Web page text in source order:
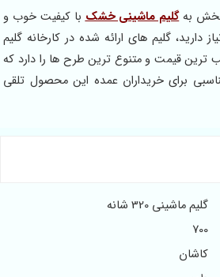
پخش بهگلیم ماشینی خشکبا کیفیت خوب و
دارید، گلیم های ارائه شده در کارخانه گلیم
ترین قیمت و متنوع ترین طرح ها را دارد که
برای خریداران عمده این محصول تلقی
گلیم ماشینی 320 شانه
700
کاشان